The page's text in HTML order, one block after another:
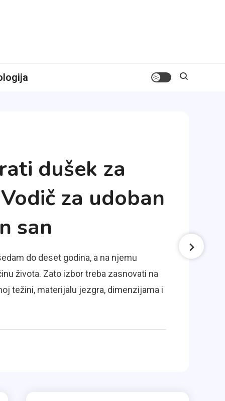
dušek za
za udoban
san
do deset godina, a na njemu
života. Zato izbor treba zasnovati na
težini, materijalu jezgra, dimenzijama i